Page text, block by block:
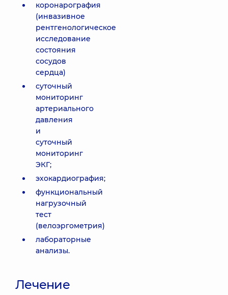
коронарография
(инвазивное
рентгенологическое
исследование
состояния
сосудов
сердца)
суточный
мониторинг
артериального
давления
и
суточный
мониторинг
ЭКГ;
эхокардиография;
функциональный
нагрузочный
тест
(велоэргометрия)
лабораторные
анализы.
Лечение